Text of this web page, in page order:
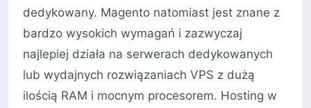
dedykowany. Magento natomiast jest znane z
bardzo wysokich wymagań i zazwyczaj
najlepiej działa na serwerach dedykowanych
lub wydajnych rozwiązaniach VPS z dużą
ilością RAM i mocnym procesorem. Hosting w